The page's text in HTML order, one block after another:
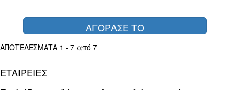
ΑΓΟΡΑΣΕ ΤΟ
ΑΠΟΤΕΛΕΣΜΑΤΑ 1 - 7 από 7
ΕΤΑΙΡΕΙΕΣ